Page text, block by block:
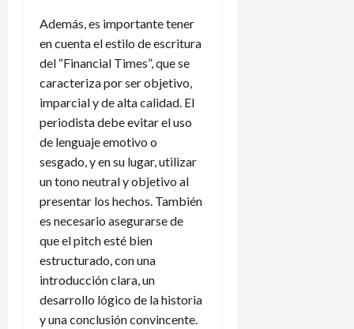
Además, es importante tener
en cuenta el estilo de escritura
del “Financial Times”, que se
caracteriza por ser objetivo,
imparcial y de alta calidad. El
periodista debe evitar el uso
de lenguaje emotivo o
sesgado, y en su lugar, utilizar
un tono neutral y objetivo al
presentar los hechos. También
es necesario asegurarse de
que el pitch esté bien
estructurado, con una
introducción clara, un
desarrollo lógico de la historia
y una conclusión convincente.